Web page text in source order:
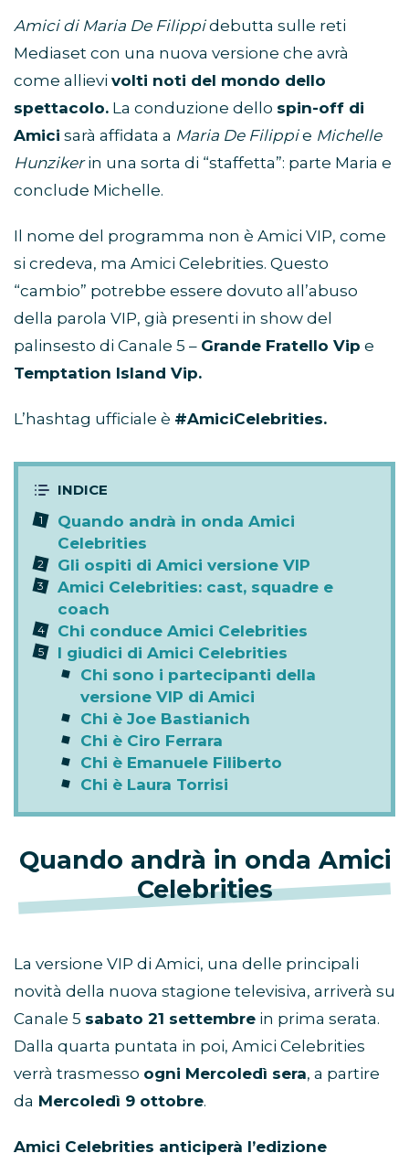
Amici di Maria De Filippidebutta sulle reti
Mediaset con una nuova versione che avrà
come allievi volti noti del mondo dello
spettacolo. La conduzione dello spin-off di
Amici sarà affidata a Maria De Filippie Michelle
Hunzikerin una sorta di “staffetta”: parte Maria e
conclude Michelle.
Il nome del programma non è Amici VIP, come
si credeva, ma Amici Celebrities. Questo
“cambio” potrebbe essere dovuto all’abuso
della parola VIP, già presenti in show del
palinsesto di Canale 5 – Grande Fratello Vip e
Temptation Island Vip.
L’hashtag ufficiale è #AmiciCelebrities.
Quando andrà in onda Amici
Celebrities
Gli ospiti di Amici versione VIP
Amici Celebrities: cast, squadre e
coach
Chi conduce Amici Celebrities
I giudici di Amici Celebrities
Chi sono i partecipanti della
versione VIP di Amici
Chi è Joe Bastianich
Chi è Ciro Ferrara
Chi è Emanuele Filiberto
Chi è Laura Torrisi
Quando andrà in onda Amici
Celebrities
La versione VIP di Amici, una delle principali
novità della nuova stagione televisiva, arriverà su
Canale 5 sabato 21 settembre in prima serata.
Dalla quarta puntata in poi, Amici Celebrities
verrà trasmesso ogni Mercoledì sera, a partire
da Mercoledì 9 ottobre.
Amici Celebrities anticiperà l’edizione